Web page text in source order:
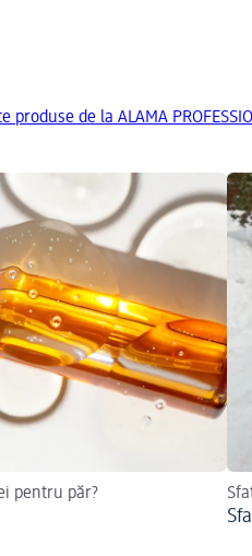
produse de la ALAMA
pentru păr?